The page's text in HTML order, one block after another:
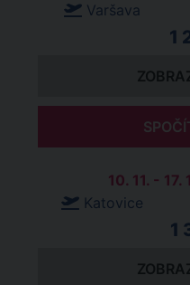
Varšava
1
10. 11. -
Katovice
1